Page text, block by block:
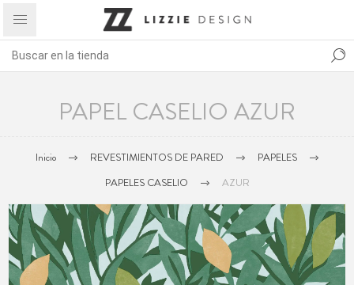
PAPEL CASELIO AZUR
Inicio REVESTIMIENTOS DE PARED
PAPELES
PAPELES CASELIO
AZUR